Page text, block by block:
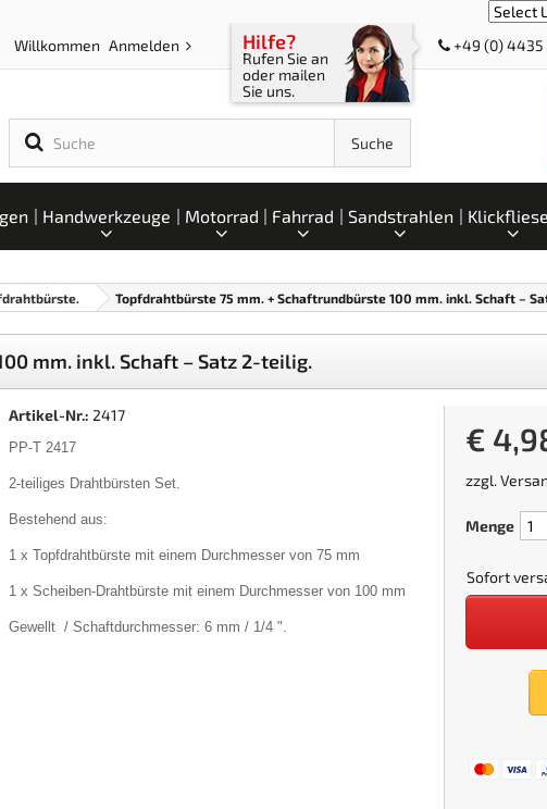
Willkommen Anmelden Hilfe?
Rufen Sie an
oder mailen
Sie uns.
+49 (0) 4435
Suche
Handwerkzeuge Motorrad Fahrrad Sandstrahlen
Topfdrahtbürste 75 mm. + Schaftrundbürste 100 mm. inkl. Schaft –
mm. inkl. Schaft – Satz 2-teilig.
Artikel-Nr.: 2417
PP-T 2417
2-teiliges Drahtbürsten Set.
Bestehend aus:
1 x Topfdrahtbürste mit einem Durchmesser von 75 mm
1 x Scheiben-Drahtbürste mit einem Durchmesser von 100 mm
Gewellt / Schaftdurchmesser: 6 mm / 1/4 ".
€
zzgl.
Menge
Sofort